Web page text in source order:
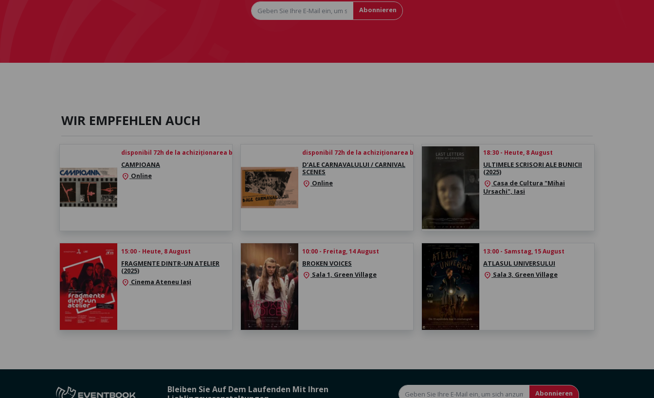
Abonnieren
WIR EMPFEHLEN AUCH
disponibil 72h de la achiziționarea biletului
CAMPIOANA
location_on Online
disponibil 72h de la achiziționarea biletului
D’ALE CARNAVALULUI / CARNIVAL
SCENES
location_on Online
18:30 - Heute, 8 August
ULTIMELE SCRISORI ALE BUNICII
(2025)
location_on Casa de Cultura "Mihai
Ursachi", Iasi
15:00 - Heute, 8 August
FRAGMENTE DINTR-UN ATELIER
(2025)
location_on Cinema Ateneu Iași
10:00 - Freitag, 14 August
BROKEN VOICES
location_on Sala 1, Green Village
13:00 - Samstag, 15 August
ATLASUL UNIVERSULUI
location_on Sala 3, Green Village
Bleiben Sie Auf Dem Laufenden Mit Ihren
Abonnieren